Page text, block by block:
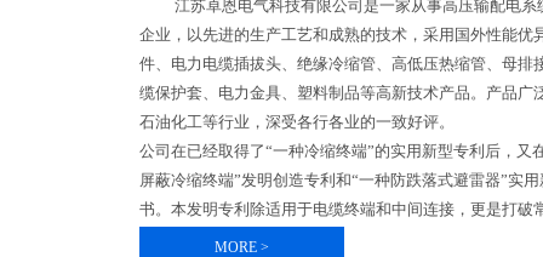
江苏卓恩电气科技有限公司是一家从事高压输配电系
企业，以先进的生产工艺和成熟的技术，采用国外性能
件、电力电缆插拔头、绝缘冷缩管、高低压热缩管、母
缆保护套、电力金具、塑料制品等高新技术产品。产品
石油化工等行业，深受各行各业的一致好评。
公司在已经取得了“一种冷缩终端”的实用新型专利后，
屏蔽冷缩终端”发明创造专利和“一种防跌落式避雷器”实
书。本发明专利除适用于电缆终端和中间连接，更是打
MORE >